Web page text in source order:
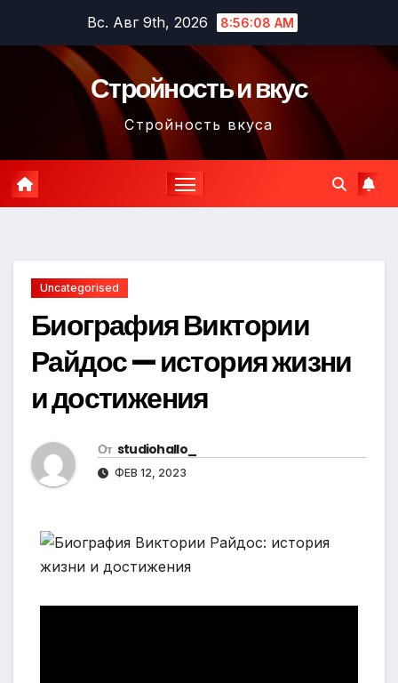
содержимому
Вс. Авг 9th, 2026 8:56:09 AM
Стройность и вкус
Стройность вкуса
Uncategorised
Биография Виктории
Райдос — история жизни
и достижения
От studiohallo_
ФЕВ 12, 2023